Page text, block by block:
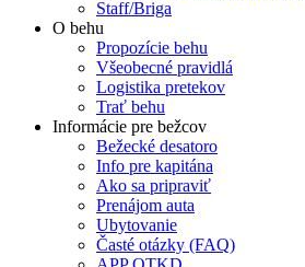
Staff/Briga
O behu
Propozície behu
Všeobecné pravidlá
Logistika pretekov
Trať behu
Informácie pre bežcov
Bežecké desatoro
Info pre kapitána
Ako sa pripraviť
Prenájom auta
Ubytovanie
Časté otázky (FAQ)